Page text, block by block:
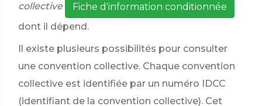
collective
Fiche d'information conditionnée
dont il dépend.
Il existe plusieurs possibilités pour consulter
une convention collective. Chaque convention
collective est identifiée par un numéro IDCC
(identifiant de la convention collective). Cet